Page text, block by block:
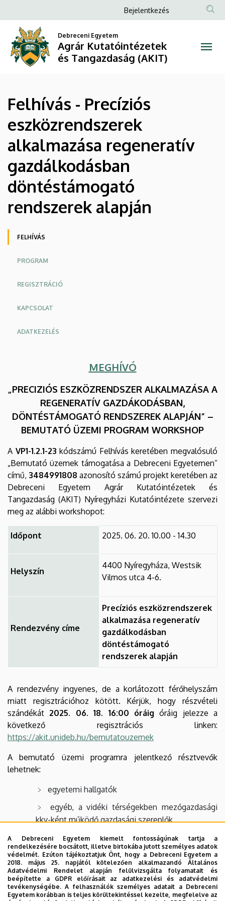
Precíziós
eszközrendszerek
alkalmazása
regeneratív
gazdálkodásban
döntéstámogató
rendszerek
alapján
Agrár
Kutatóintézetek
a
tartalomra
Anonim
fiók
menüje
Bejelentkezés
Debreceni Egyetem
Agrár Kutatóintézetek
és Tangazdaság (AKIT)
Felhívás - Precíziós
eszközrendszerek
alkalmazása regeneratív
gazdálkodásban
döntéstámogató
rendszerek alapján
Oldalmenü
FELHÍVÁS
PROGRAM
REGISZTRÁCIÓ
KAPCSOLAT
ADATKEZELÉS
MEGHÍVÓ
„PRECIZIÓS ESZKÖZRENDSZER ALKALMAZÁSA A
REGENERATÍV GAZDÁKODÁSBAN,
DÖNTÉSTÁMOGATÓ RENDSZEREK ALAPJÁN” –
BEMUTATÓ ÜZEMI PROGRAM WORKSHOP
A VP1-1.2.1-23 kódszámú Felhívás keretében megvalósuló
„Bemutató üzemek támogatása a Debreceni Egyetemen”
című, 3484991808 azonosító számú projekt keretében az
Debreceni Egyetem Agrár Kutatóintézetek és
Tangazdaság (AKIT) Nyíregyházi Kutatóintézete szervezi
meg az alábbi workshopot:
Időpont 2025. 06. 20. 10.00 - 14.30
Helyszín
4400 Nyíregyháza, Westsik
Vilmos utca 4-6.
Rendezvény címe
Precíziós eszközrendszerek
alkalmazása regeneratív
gazdálkodásban
döntéstámogató
rendszerek alapján
A rendezvény ingyenes, de a korlátozott férőhelyszám
miatt regisztrációhoz kötött. Kérjük, hogy részvételi
szándékát 2025. 06. 18. 16:00 óráigóráig jelezze a
következő regisztrációs linken:
https://akit.unideb.hu/bemutatouzemek
A bemutató üzemi programra jelentkező résztvevők
lehetnek:
egyetemi hallgatók
egyéb, a vidéki térségekben mezőgazdasági
kkv-ként működő gazdasági szereplők
mezőgazdasági termelői, élelmiszer-
feldolgozói tevékenységet végzők
Megtisztelő jelenlétére számítunk!
A Debreceni Egyetem kiemelt fontosságúnak tartja a
rendelkezésére bocsátott, illetve birtokába jutott személyes adatok
védelmét. Ezúton tájékoztatjuk Önt, hogy a Debreceni Egyetem a
2018. május 25. napjától kötelezően alkalmazandó Általános
Adatvédelmi Rendelet alapján felülvizsgálta folyamatait és
beépítette a GDPR előírásait az adatkezelési és adatvédelmi
tevékenységébe. A felhasználók személyes adatait a Debreceni
Egyetem korábban is teljes körültekintéssel kezelte, megfelelve az